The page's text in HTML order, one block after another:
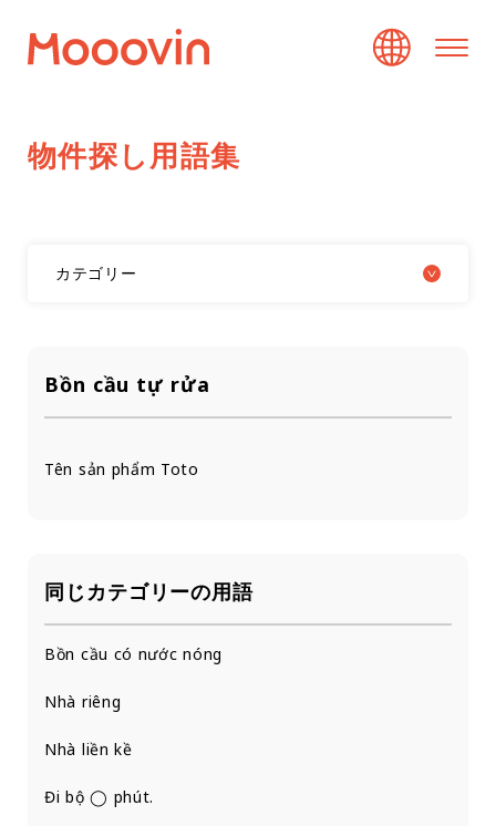
物件探し用語集
カテゴリー
Bồn cầu tự rửa
Tên sản phẩm Toto
同じカテゴリーの用語
Bồn cầu có nước nóng
Nhà riêng
Nhà liền kề
Đi bộ ◯ phút.